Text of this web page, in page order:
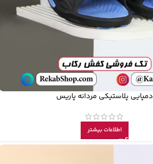
دمپایی پلاستیکی مردانه پاریس
اطلاعات بیشتر